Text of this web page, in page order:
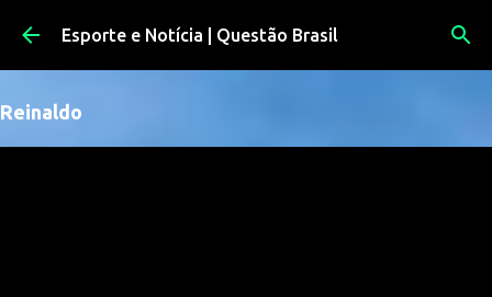
Pular para o conteúdo principal
Esporte e Notícia | Questão Brasil
Reinaldo